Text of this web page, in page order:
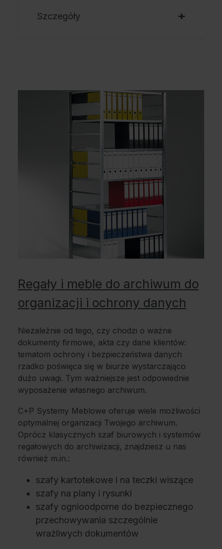
Szczegóły
Regały i meble do archiwum do
organizacji i ochrony danych
Niezależnie od tego, czy chodzi o ważne
dokumenty firmowe, akta czy dane klientów:
tematom ochrony i bezpieczeństwa danych
rzadko poświęca się w biurze wystarczająco
dużo uwagi. Tym ważniejsze jest odpowiednie
wyposażenie własnego archiwum.
C+P Systemy Meblowe oferuje wiele możliwości
optymalnej organizacji Twojego archiwum.
Oprócz klasycznych szaf biurowych i systemów
regałowych do archiwizacji, znajdziesz u nas
również m.in.:
szafy kartotekowe i na teczki wiszące
szafy na plany i rysunki
szafy ognioodporne do bezpiecznego
przechowywania szczególnie
wrażliwych dokumentów